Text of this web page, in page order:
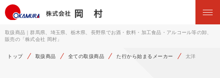
取扱商品｜群馬県、埼玉県、栃木県、長野県でお酒・飲料・加工食品・アルコール等の卸、
販売の「株式会社 岡村」
トップ 取扱商品 全ての取扱商品 た行から始まるメーカー 太洋